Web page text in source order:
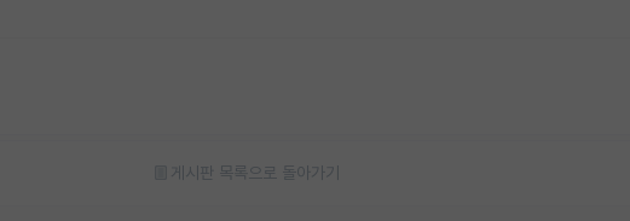
게시판 목록으로 돌아가기